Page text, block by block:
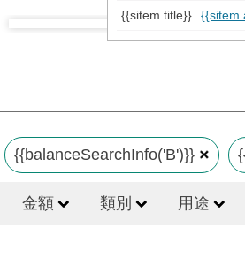
{{sitem.title}}
{{balanceSearchInfo('B')}}
金額 類別 用途